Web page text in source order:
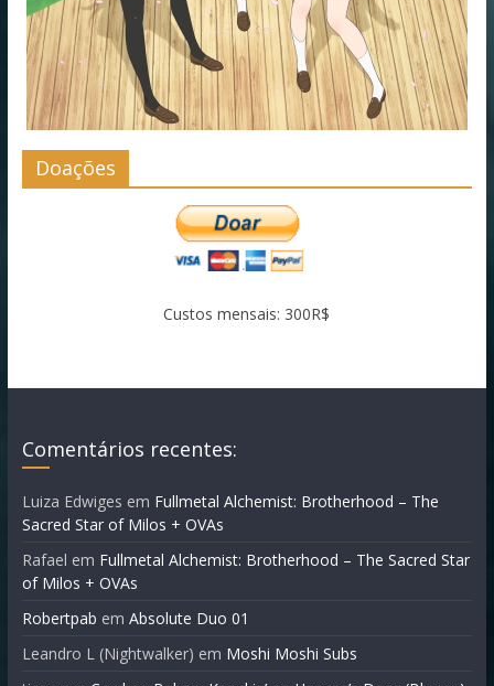
Doações
Custos mensais: 300R$
Comentários recentes:
Luiza Edwiges em Fullmetal Alchemist: Brotherhood – The
Sacred Star of Milos + OVAs
Rafael em Fullmetal Alchemist: Brotherhood – The Sacred Star
of Milos + OVAs
Robertpab em Absolute Duo 01
Leandro L (Nightwalker) em Moshi Moshi Subs